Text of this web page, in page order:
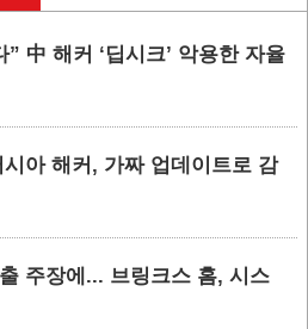
中 해커 ‘딥시크’ 악용한 자율
아 해커, 가짜 업데이트로 감
주장에... 브링크스 홈, 시스